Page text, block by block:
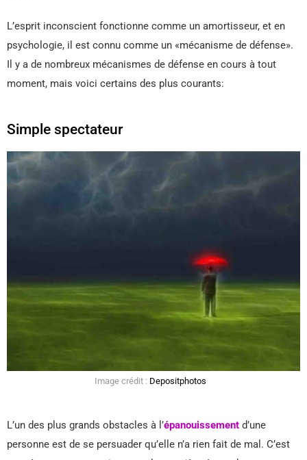
L’esprit inconscient fonctionne comme un amortisseur, et en
psychologie, il est connu comme un «mécanisme de défense».
Il y a de nombreux mécanismes de défense en cours à tout
moment, mais voici certains des plus courants:
Simple spectateur
Image crédit : Depositphotos
L’un des plus grands obstacles à l’épanouissement d’une
personne est de se persuader qu’elle n’a rien fait de mal. C’est